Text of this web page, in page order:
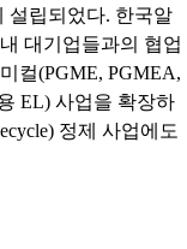
설립되었다. 한국알
대기업들과의 협업
컬(PGME, PGMEA,
EL) 사업을 확장하
정제 사업에도